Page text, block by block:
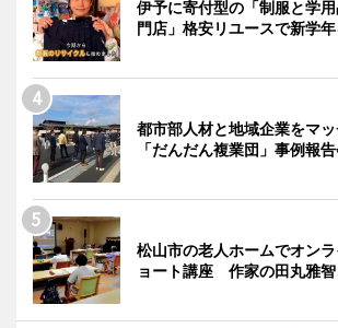
伊予に寄付型の「制服と学
門店」格安リユースで新学
都市部人材と地域企業をマ
「だんだん複業団」事例報
松山市の老人ホームでオン
ョート講座 作家の田丸雅智